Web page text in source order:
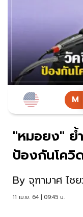
"หมอยง" ย้
ป้องกันโค
By จุฑามาศ ไช
11 เม.ย. 64 | 09:45 น.